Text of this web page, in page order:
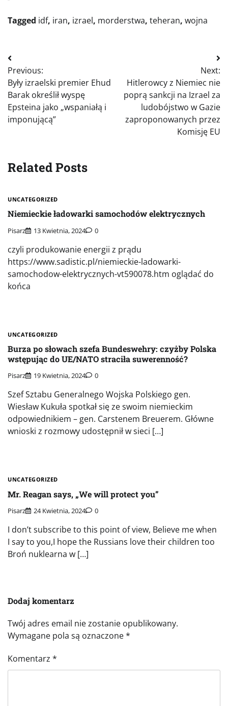
Tagged idf, iran, izrael, morderstwa, teheran, wojna
Nawigacja
wpisu
Previous:
Były izraelski premier Ehud
Barak określił wyspę
Epsteina jako „wspaniałą i
imponującą”
Next:
Hitlerowcy z Niemiec nie
poprą sankcji na Izrael za
ludobójstwo w Gazie
zaproponowanych przez
Komisję EU
Related Posts
UNCATEGORIZED
Niemieckie ładowarki samochodów elektrycznych
Pisarz 13 Kwietnia, 2024 0
czyli produkowanie energii z prądu
https://www.sadistic.pl/niemieckie-ladowarki-
samochodow-elektrycznych-vt590078.htm oglądać do
końca
UNCATEGORIZED
Burza po słowach szefa Bundeswehry: czyżby Polska
wstępując do UE/NATO straciła suwerenność?
Pisarz 19 Kwietnia, 2024 0
Szef Sztabu Generalnego Wojska Polskiego gen.
Wiesław Kukuła spotkał się ze swoim niemieckim
odpowiednikiem – gen. Carstenem Breuerem. Główne
wnioski z rozmowy udostępnił w sieci […]
UNCATEGORIZED
Mr. Reagan says, „We will protect you”
Pisarz 24 Kwietnia, 2024 0
I don’t subscribe to this point of view, Believe me when
I say to you,I hope the Russians love their children too
Broń nuklearna w […]
Dodaj komentarz
Twój adres email nie zostanie opublikowany.
Wymagane pola są oznaczone*
Komentarz *